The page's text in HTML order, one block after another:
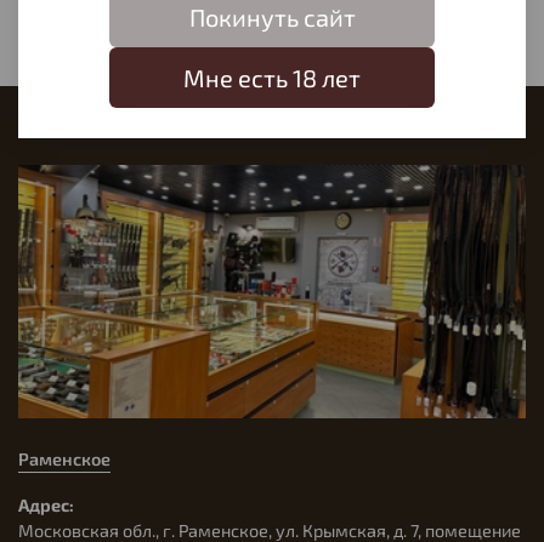
Раменское
Адрес:
Московская обл., г. Раменское, ул. Крымская, д. 7, помещение
Покинуть сайт
Мне есть 18 лет